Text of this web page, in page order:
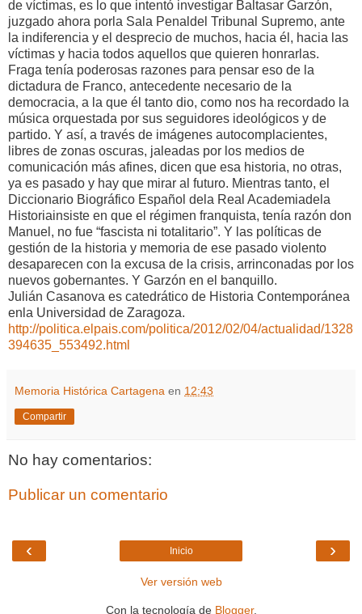
de víctimas, es lo que intentó investigar Baltasar Garzón,
juzgado ahora porla Sala Penaldel Tribunal Supremo, ante
la indiferencia y el desprecio de muchos, hacia él, hacia las
víctimas y hacia todos aquellos que quieren honrarlas.
Fraga tenía poderosas razones para pensar eso de la
dictadura de Franco, antecedente necesario de la
democracia, a la que él tanto dio, como nos ha recordado la
música orquestada por sus seguidores ideológicos y de
partido. Y así, a través de imágenes autocomplacientes,
libres de zonas oscuras, jaleadas por los medios de
comunicación más afines, dicen que esa historia, no otras,
ya es pasado y hay que mirar al futuro. Mientras tanto, el
Diccionario Biográfico Español dela Real Academiadela
Historiainsiste en que el régimen franquista, tenía razón don
Manuel, no fue “fascista ni totalitario”. Y las políticas de
gestión de la historia y memoria de ese pasado violento
desaparecen con la excusa de la crisis, arrinconadas por los
nuevos gobernantes. Y Garzón en el banquillo.
Julián Casanova es catedrático de Historia Contemporánea
enla Universidad de Zaragoza.
http://politica.elpais.com/politica/2012/02/04/actualidad/1328
394635_553492.html
Memoria Histórica Cartagena en 12:43
Compartir
No hay comentarios:
Publicar un comentario
‹ ›
Inicio
Ver versión web
Con la tecnología de Blogger.